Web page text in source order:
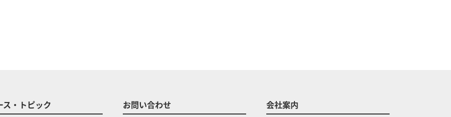
ス・トピック お問い合わせ 会社案内